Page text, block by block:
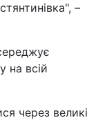
–
на всій
через великі